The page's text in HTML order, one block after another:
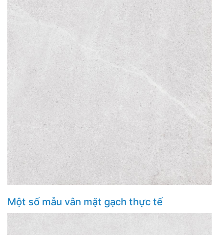
Một số mẫu vân mặt gạch thực tế